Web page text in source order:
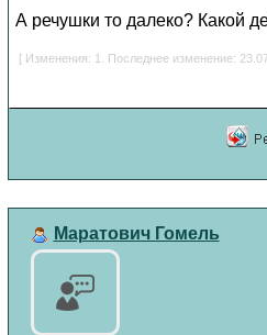
А речушки то далеко? Какой
[ Изменения: 1. Последнее изменение:
Маратович Гомель